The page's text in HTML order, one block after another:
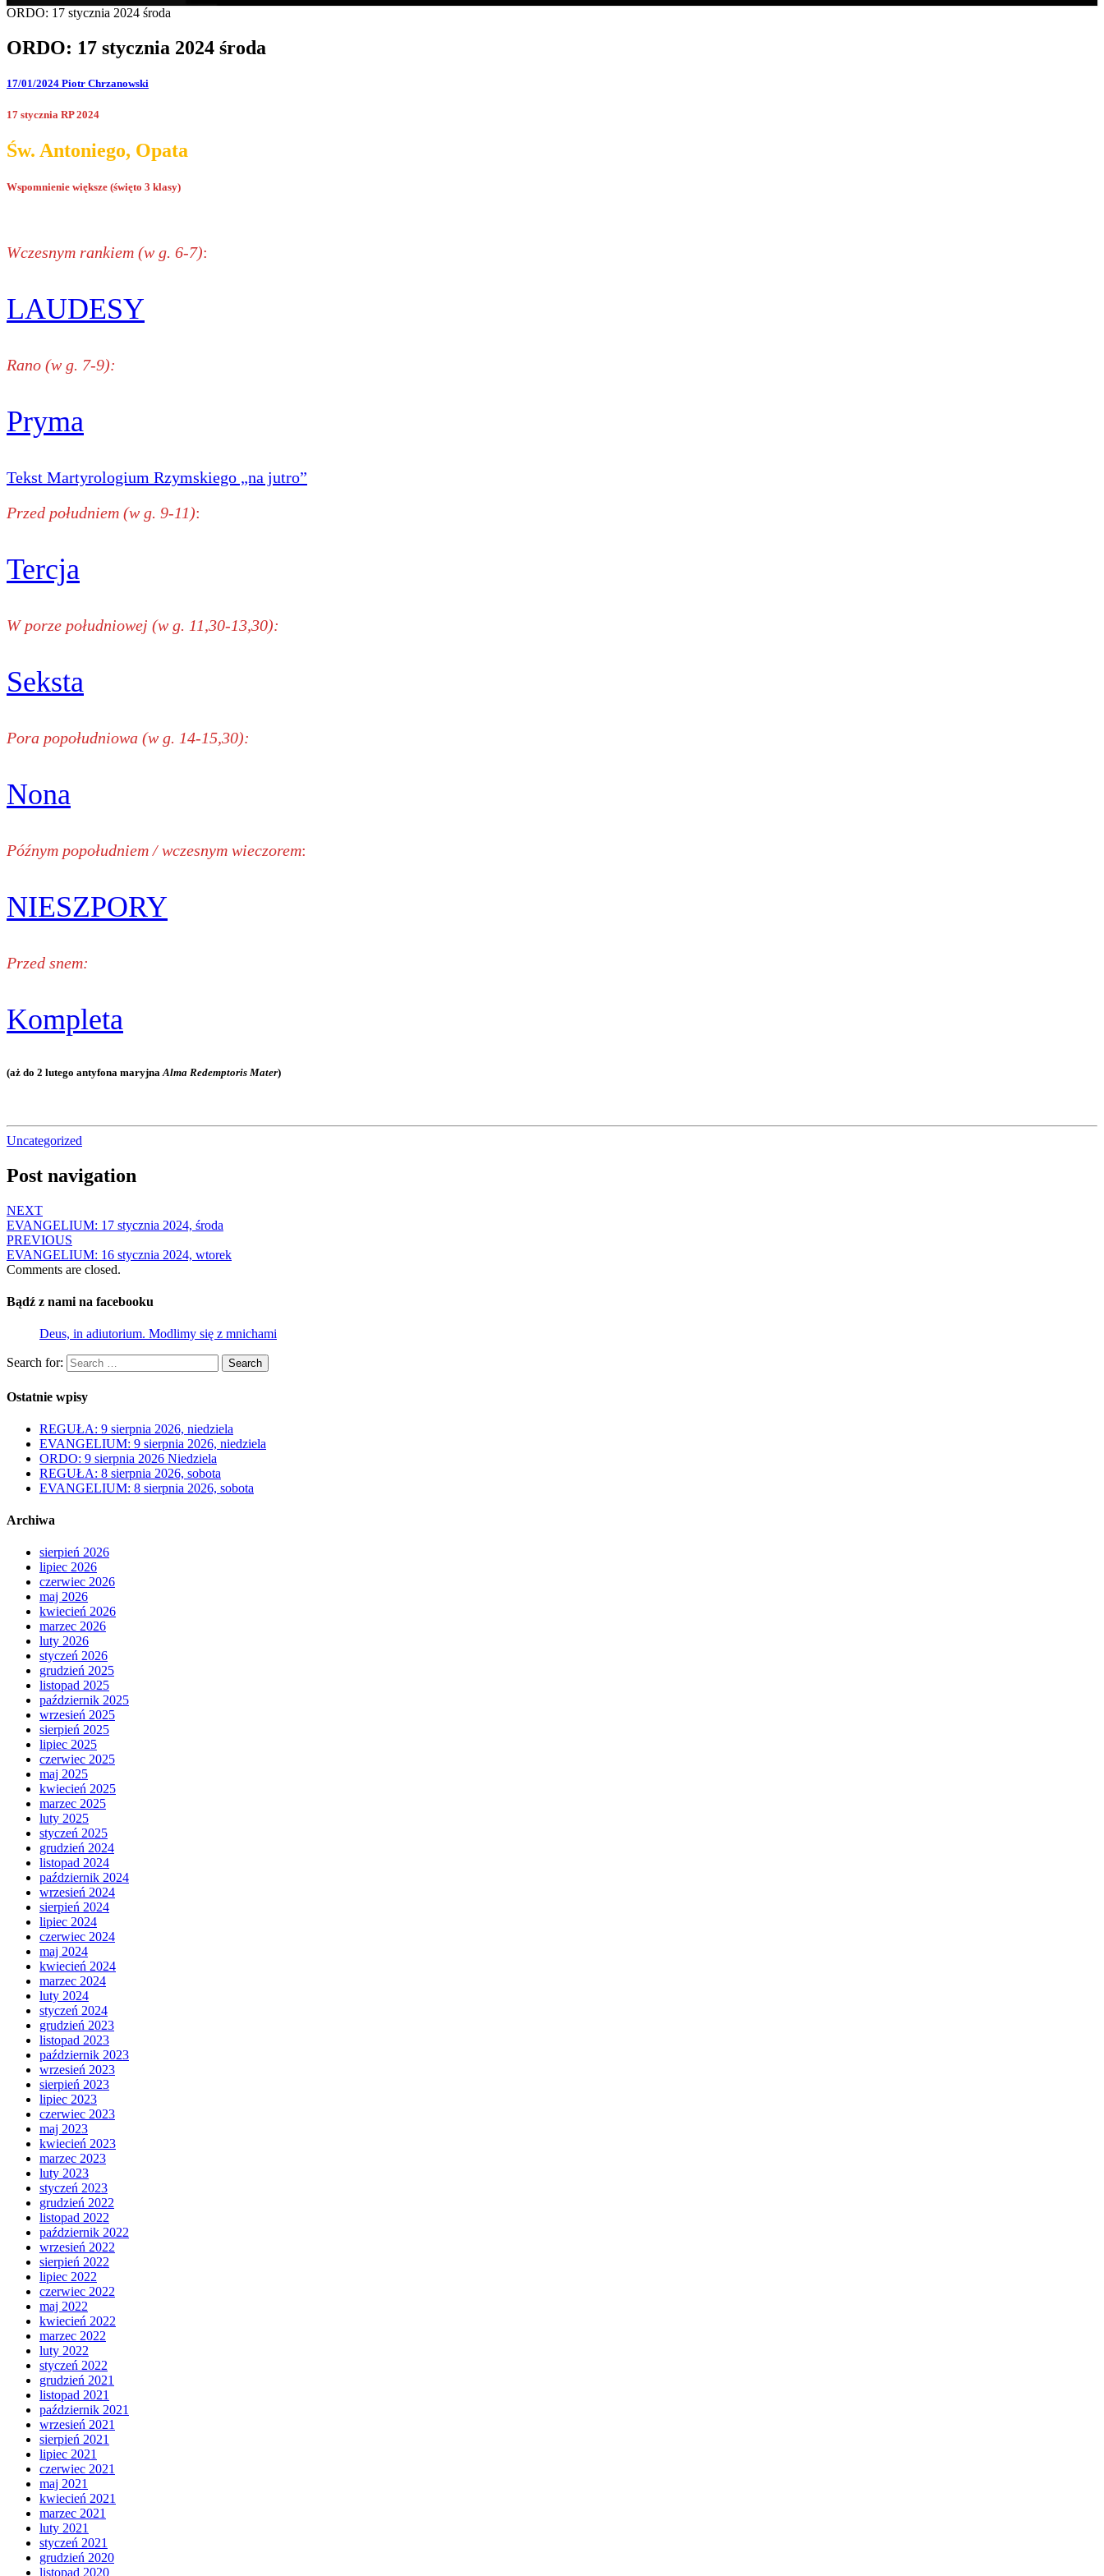
ORDO: 17 stycznia 2024 środa
ORDO: 17 stycznia 2024 środa
17/01/2024 Piotr Chrzanowski
17 stycznia RP 2024
Św. Antoniego, Opata
Wspomnienie większe (święto 3 klasy)
Wczesnym rankiem (w g. 6-7):
LAUDESY
Rano (w g. 7-9):
Pryma
Tekst Martyrologium Rzymskiego „na jutro”
Przed południem (w g. 9-11):
Tercja
W porze południowej (w g. 11,30-13,30):
Seksta
Pora popołudniowa (w g. 14-15,30):
Nona
Późnym popołudniem / wczesnym wieczorem:
NIESZPORY
Przed snem:
Kompleta
(aż do 2 lutego antyfona maryjna Alma Redemptoris Mater)
Uncategorized
Post navigation
NEXT
EVANGELIUM: 17 stycznia 2024, środa
PREVIOUS
EVANGELIUM: 16 stycznia 2024, wtorek
Comments are closed.
Bądź z nami na facebooku
Deus, in adiutorium. Modlimy się z mnichami
Search for: Search
Ostatnie wpisy
REGUŁA: 9 sierpnia 2026, niedziela
EVANGELIUM: 9 sierpnia 2026, niedziela
ORDO: 9 sierpnia 2026 Niedziela
REGUŁA: 8 sierpnia 2026, sobota
EVANGELIUM: 8 sierpnia 2026, sobota
Archiwa
sierpień 2026
lipiec 2026
czerwiec 2026
maj 2026
kwiecień 2026
marzec 2026
luty 2026
styczeń 2026
grudzień 2025
listopad 2025
październik 2025
wrzesień 2025
sierpień 2025
lipiec 2025
czerwiec 2025
maj 2025
kwiecień 2025
marzec 2025
luty 2025
styczeń 2025
grudzień 2024
listopad 2024
październik 2024
wrzesień 2024
sierpień 2024
lipiec 2024
czerwiec 2024
maj 2024
kwiecień 2024
marzec 2024
luty 2024
styczeń 2024
grudzień 2023
listopad 2023
październik 2023
wrzesień 2023
sierpień 2023
lipiec 2023
czerwiec 2023
maj 2023
kwiecień 2023
marzec 2023
luty 2023
styczeń 2023
grudzień 2022
listopad 2022
październik 2022
wrzesień 2022
sierpień 2022
lipiec 2022
czerwiec 2022
maj 2022
kwiecień 2022
marzec 2022
luty 2022
styczeń 2022
grudzień 2021
listopad 2021
październik 2021
wrzesień 2021
sierpień 2021
lipiec 2021
czerwiec 2021
maj 2021
kwiecień 2021
marzec 2021
luty 2021
styczeń 2021
grudzień 2020
listopad 2020